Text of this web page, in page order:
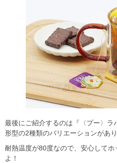
最後にご紹介するのは『〈プー〉ラ
形型の2種類のバリエーションがあり
耐熱温度が80度なので、安心して
よ！